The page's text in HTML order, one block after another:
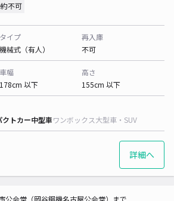
不可
タイプ
機械式（有人）
再入庫
不可
車幅
178cm 以下
高さ
155cm 以下
クトカー中型車ワンボックス大型車・SUV
詳細へ
公会堂（岡谷鋼機名古屋公会堂）まで